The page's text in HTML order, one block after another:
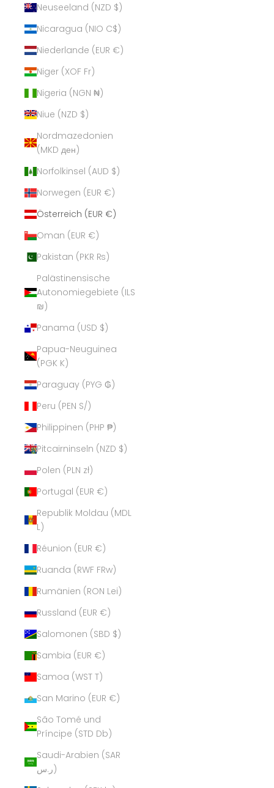
Neuseeland (NZD $)
Nicaragua (NIO C$)
Niederlande (EUR €)
Niger (XOF Fr)
Nigeria (NGN ₦)
Niue (NZD $)
Nordmazedonien
(MKD ден)
Norfolkinsel (AUD $)
Norwegen (EUR €)
Österreich (EUR €)
Oman (EUR €)
Pakistan (PKR ₨)
Palästinensische
Autonomiegebiete (ILS
₪)
Panama (USD $)
Papua-Neuguinea
(PGK K)
Paraguay (PYG ₲)
Peru (PEN S/)
Philippinen (PHP ₱)
Pitcairninseln (NZD $)
Polen (PLN zł)
Portugal (EUR €)
Republik Moldau (MDL
L)
Réunion (EUR €)
Ruanda (RWF FRw)
Rumänien (RON Lei)
Russland (EUR €)
Salomonen (SBD $)
Sambia (EUR €)
Samoa (WST T)
San Marino (EUR €)
São Tomé und
Príncipe (STD Db)
Saudi-Arabien (SAR
ر.س)